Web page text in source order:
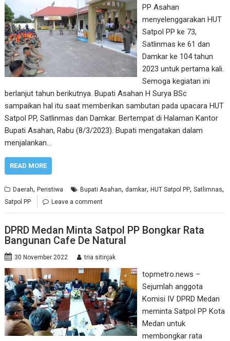
PP Asahan
menyelenggarakan HUT
Satpol PP ke 73,
Satlinmas ke 61 dan
Damkar ke 104 tahun
2023 untuk pertama kali.
Semoga kegiatan ini
berlanjut tahun berikutnya. Bupati Asahan H Surya BSc
sampaikan hal itu saat memberikan sambutan pada upacara HUT
Satpol PP, Satlinmas dan Damkar. Bertempat di Halaman Kantor
Bupati Asahan, Rabu (8/3/2023). Bupati mengatakan dalam
menjalankan…
READ MORE
Daerah,Peristiwa Bupati Asahan, damkar,HUT Satpol PP,Satlimnas,
Satpol PP Leave a comment
DPRD Medan Minta Satpol PP Bongkar Rata
Bangunan Cafe De Natural
30 November 2022 tria sitinjak
topmetro.news –
Sejumlah anggota
Komisi IV DPRD Medan
meminta Satpol PP Kota
Medan untuk
membongkar rata